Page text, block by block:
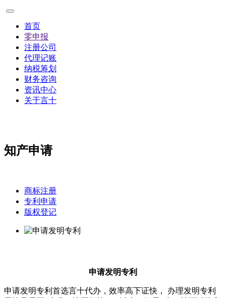
首页
零申报
注册公司
代理记账
纳税筹划
财务咨询
资讯中心
关于言十
知产申请
商标注册
专利申请
版权登记
申请发明专利
申请发明专利首选言十代办，效率高下证快， 办理发明专利